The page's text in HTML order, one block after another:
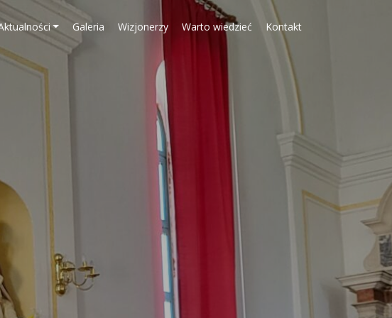
Galeria Wizjonerzy Warto wiedzieć Kontakt